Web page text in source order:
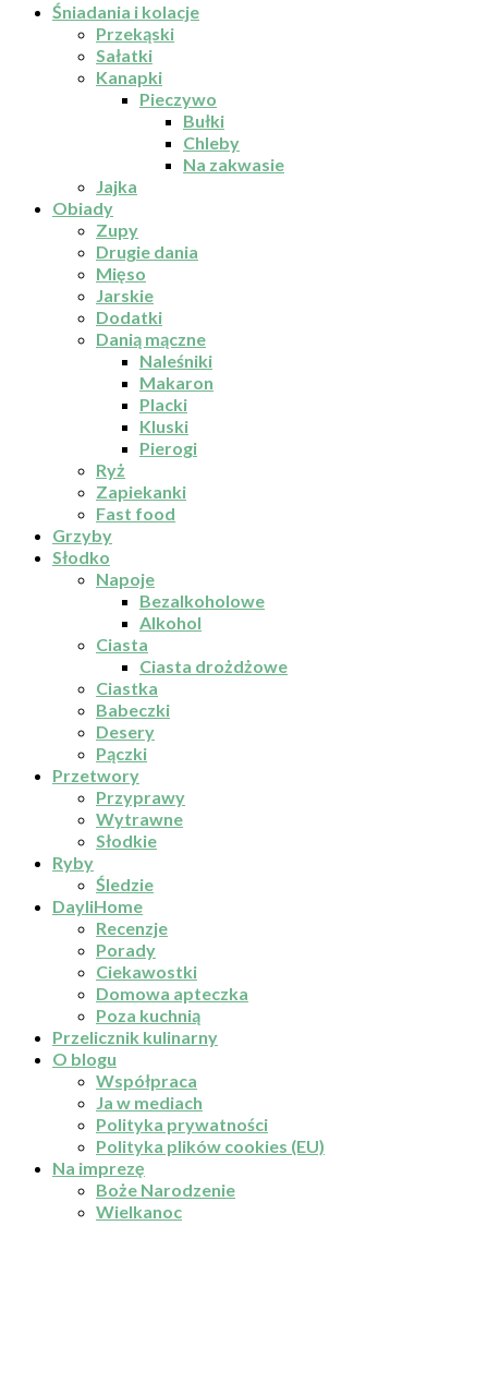
Śniadania i kolacje
Przekąski
Sałatki
Kanapki
Pieczywo
Bułki
Chleby
Na zakwasie
Jajka
Obiady
Zupy
Drugie dania
Mięso
Jarskie
Dodatki
Danią mączne
Naleśniki
Makaron
Placki
Kluski
Pierogi
Ryż
Zapiekanki
Fast food
Grzyby
Słodko
Napoje
Bezalkoholowe
Alkohol
Ciasta
Ciasta drożdżowe
Ciastka
Babeczki
Desery
Pączki
Przetwory
Przyprawy
Wytrawne
Słodkie
Ryby
Śledzie
DayliHome
Recenzje
Porady
Ciekawostki
Domowa apteczka
Poza kuchnią
Przelicznik kulinarny
O blogu
Współpraca
Ja w mediach
Polityka prywatności
Polityka plików cookies (EU)
Na imprezę
Boże Narodzenie
Wielkanoc